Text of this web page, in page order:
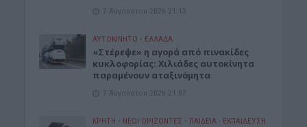
7 Αυγούστου 2026 21:13
ΑΥΤΟΚΙΝΗΤΟ • ΕΛΛΑΔΑ
«Στέρεψε» η αγορά από πινακίδες
κυκλοφορίας: Χιλιάδες αυτοκίνητα
παραμένουν αταξινόμητα
7 Αυγούστου 2026 21:07
ΚΡΗΤΗ • ΝΕΟΙ ΟΡΙΖΟΝΤΕΣ • ΠΑΙΔΕΙΑ - ΕΚΠΑΙΔΕΥΣΗ